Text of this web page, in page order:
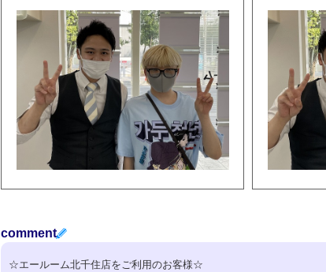
comment
☆エールーム北千住店をご利用のお客様☆